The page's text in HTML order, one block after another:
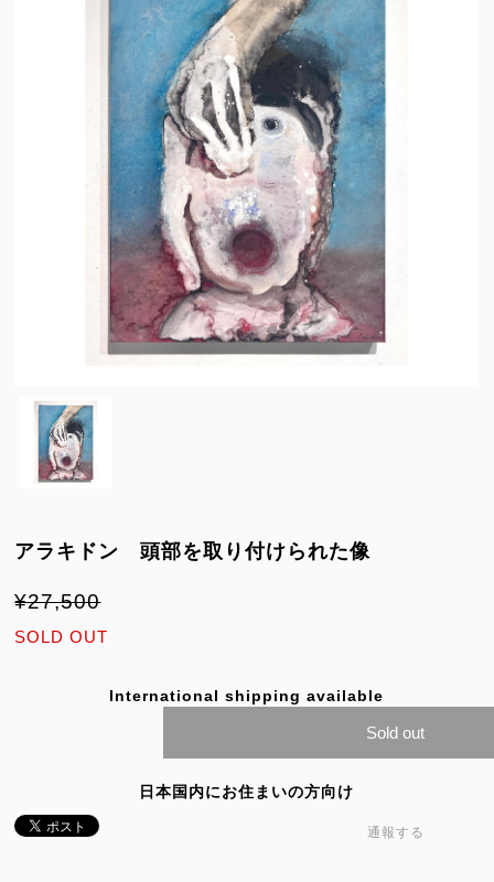
アラキドン 頭部を取り付けられた像
¥27,500
SOLD OUT
International shipping available
Sold out
日本国内にお住まいの方向け
通報する